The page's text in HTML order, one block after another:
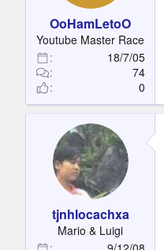
OoHamLetoO
Youtube Master Race
18/7/05
74
0
tjnhlocachxa
Mario & Luigi